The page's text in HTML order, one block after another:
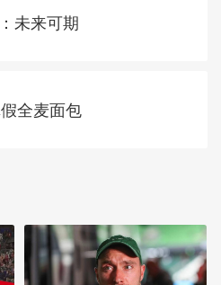
未来可期
全麦面包